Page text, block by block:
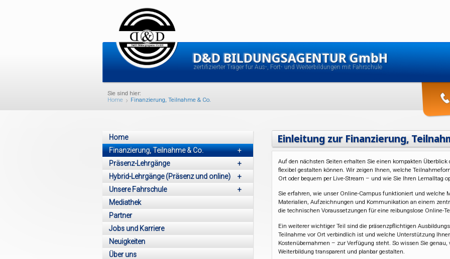
D&D BILDUNGSAGENTUR GmbH
zertifizierter Träger für Aus-, Fort- und Weiterbildungen mit Fahrschule
Home Finanzierung, Teilnahme & Co.
Einleitung zur Finanzierung,
Auf den nächsten Seiten erhalten Sie einen kompakten Überblick
flexibel gestalten können. Wir zeigen Ihnen, welche
Ort oder bequem per Live-Stream – und wie Sie Ihren Lernalltag
Sie erfahren, wie unser Online-Campus funktioniert und welche
Materialien, Aufzeichnungen und Kommunikation an einem
die technischen Voraussetzungen für eine reibungslose Online-
Ein weiterer wichtiger Teil sind die präsenzpflichtigen
Teilnahme vor Ort verbindlich ist und welche Unterstützung
Kostenübernahmen – zur Verfügung steht. So wissen Sie
Weiterbildung transparent und planbar gestalten.
Home
Finanzierung, Teilnahme & Co.
+
Präsenz-Lehrgänge
+
Hybrid-Lehrgänge (Präsenz und online)
+
Unsere Fahrschule
+
Mediathek
Partner
Jobs und Karriere
Neuigkeiten
Über uns